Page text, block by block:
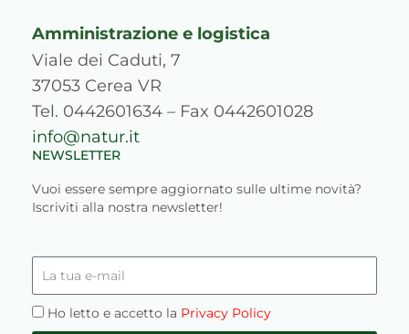
Amministrazione e logistica
Viale dei Caduti, 7
37053 Cerea VR
Tel. 0442601634 – Fax 0442601028
info@natur.it
NEWSLETTER
Vuoi essere sempre aggiornato sulle ultime novità?
Iscriviti alla nostra newsletter!
tua
mail
Privacy
Ho letto e accetto la Privacy Policy